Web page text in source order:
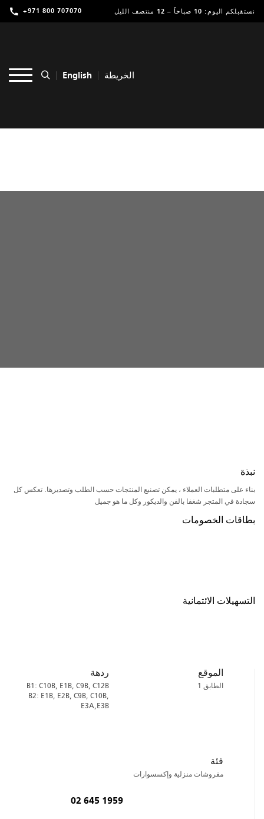
نستقبلكم اليوم: 10 صباحاً – 12 منتصف الليل +971 800 707070 تسوق
الخريطة English
نبذة
بناء على متطلبات العملاء ، يمكن تصنيع المنتجات حسب الطلب وتصديرها. تعكس كل
سجادة في المتجر شغفا بالفن والديكور وكل ما هو جميل
بطاقات الخصومات
التسهيلات الائتمانية
الموقع
الطابق 1
ردهة
B1: C10B, E1B, C9B, C12B
B2: E1B, E2B, C9B, C10B,
E3A,E3B
فئة
مفروشات منزلية وإكسسوارات
02 645 1959